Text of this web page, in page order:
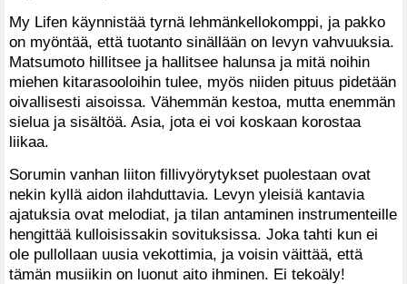
My Lifen käynnistää tyrnä lehmänkellokomppi, ja pakko
on myöntää, että tuotanto sinällään on levyn vahvuuksia.
Matsumoto hillitsee ja hallitsee halunsa ja mitä noihin
miehen kitarasooloihin tulee, myös niiden pituus pidetään
oivallisesti aisoissa. Vähemmän kestoa, mutta enemmän
sielua ja sisältöä. Asia, jota ei voi koskaan korostaa
liikaa.
Sorumin vanhan liiton fillivyörytykset puolestaan ovat
nekin kyllä aidon ilahduttavia. Levyn yleisiä kantavia
ajatuksia ovat melodiat, ja tilan antaminen instrumenteille
hengittää kulloisissakin sovituksissa. Joka tahti kun ei
ole pullollaan uusia vekottimia, ja voisin väittää, että
tämän musiikin on luonut aito ihminen. Ei tekoäly!